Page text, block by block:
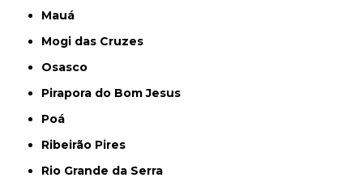
Mauá
Mogi das Cruzes
Osasco
Pirapora do Bom Jesus
Poá
Ribeirão Pires
Rio Grande da Serra